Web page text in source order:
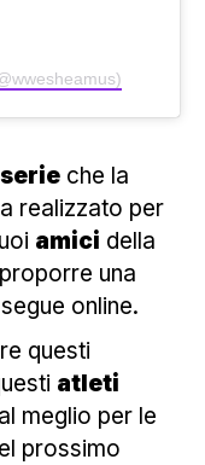
serie che la
realizzato per
amici della
una
online.
questi
atleti
meglio per le
prossimo